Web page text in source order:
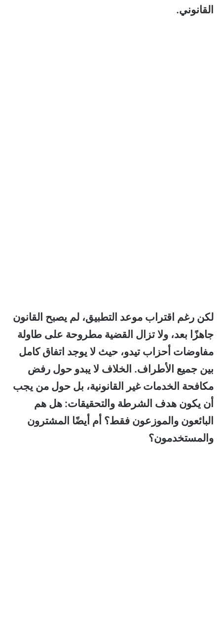
القانوني.
لكن رغم اقتراب موعد التطبيق، لم يصبح القانون
جاهزًا بعد، ولا تزال القضية مطروحة على طاولة
مفاوضات أحزاب تيدو، حيث لا يوجد اتفاق كامل
بين جميع الأطراف. الخلاف لا يبدو حول رفض
مكافحة الخدمات غير القانونية، بل حول من يجب
أن يكون هدف الشرطة والتحقيقات: هل هم
البائعون والموزعون فقط؟ أم أيضًا المشترون
والمستخدمون؟